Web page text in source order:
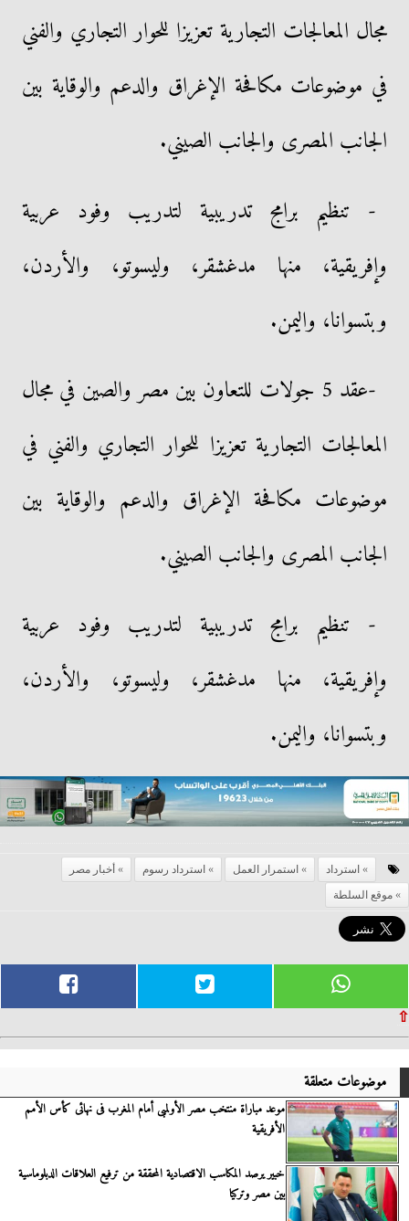
مجال المعالجات التجارية تعزيزا للحوار التجاري والفني
في موضوعات مكافحة الإغراق والدعم والوقاية بين
الجانب المصرى والجانب الصيني.
- تنظيم برامج تدريبية لتدريب وفود عربية
وإفريقية، منها مدغشقر، وليسوتو، والأردن،
وبتسوانا، واليمن.
-عقد 5 جولات للتعاون بين مصر والصين في مجال
المعالجات التجارية تعزيزا للحوار التجاري والفني في
موضوعات مكافحة الإغراق والدعم والوقاية بين
الجانب المصرى والجانب الصيني.
- تنظيم برامج تدريبية لتدريب وفود عربية
وإفريقية، منها مدغشقر، وليسوتو، والأردن،
وبتسوانا، واليمن.
استرداد استمرار العمل استرداد رسوم
أخبار مصر
موقع السلطة
⇧
موضوعات متعلقة
موعد مباراة منتخب مصر الأولمبى أمام المغرب فى نهائى كأس الأمم
الأفريقية
خبير يرصد المكاسب الاقتصادية المحققة من ترفيع العلاقات الدبلوماسية
بين مصر وتركيا